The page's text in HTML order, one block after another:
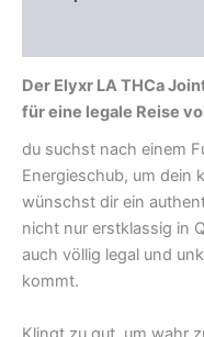
Der Elyxr LA THCa
für eine legale Reise
du suchst nach einem
Energieschub, um dein
wünschst dir ein
nicht nur erstklassig in
auch völlig legal und
kommt.